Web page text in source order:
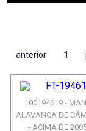
anterior 1
100194619 -
ALAVANCA DE
- ACIMA DE